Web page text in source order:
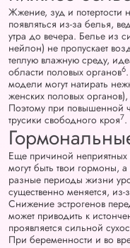
Жжение, зуд и потертости
появляться из-за белья,
утра до вечера. Белье из
нейлон) не пропускает
теплую влажную среду,
области половых органов6
модели могут натирать
женских половых
Поэтому при повышенной
трусики свободного кроя7.
Еще причиной
могут быть твои гормоны,
разные периоды жизни
существенно меняется,
Снижение эстрогенов
может приводить к
проявляется сильной
При беременности и во